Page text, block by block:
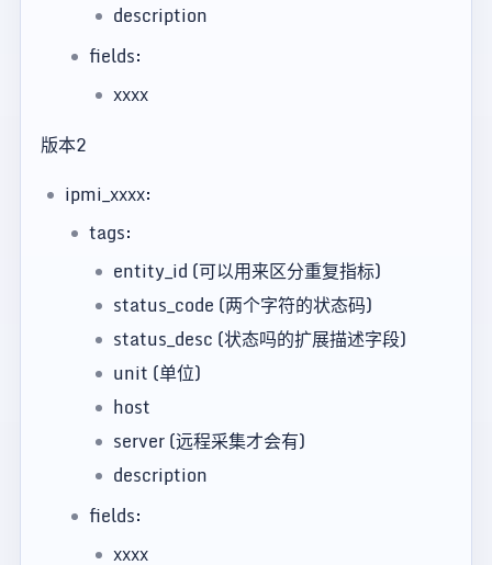
description
fields:
xxxx
版本2
ipmi_xxxx:
tags:
entity_id (可以用来区分重复指标)
status_code (两个字符的状态码)
status_desc (状态吗的扩展描述字段)
unit (单位)
host
server (远程采集才会有)
description
fields:
xxxx